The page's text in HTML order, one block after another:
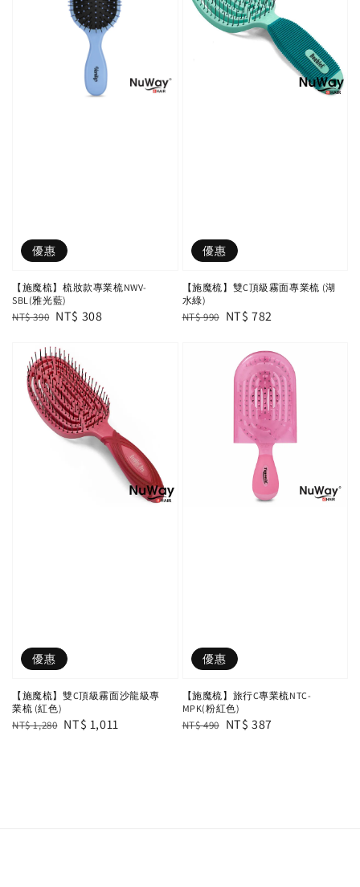
優惠
【施魔梳】梳妝款專業梳NWV-
SBL(雅光藍)
Regular
NT$ 390 Sale
NT$ 308
優惠
【施魔梳】雙C頂級霧面專業梳 (湖
水綠)
Regular
NT$ 990 Sale
NT$ 782
優惠
【施魔梳】雙C頂級霧面沙龍級專
業梳 (紅色)
Regular
NT$ 1,280 Sale
NT$ 1,011
優惠
【施魔梳】旅行C專業梳NTC-
MPK(粉紅色)
Regular
NT$ 490 Sale
NT$ 387